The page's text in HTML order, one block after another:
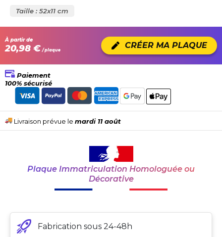
Taille : 52x11 cm
À partir de
20,98 € / plaque CRÉER MA PLAQUE
Paiement
100% sécurisé
Livraison prévue le mardi 11 août
Plaque Immatriculation Homologuée ou
Décorative
Fabrication sous 24-48h